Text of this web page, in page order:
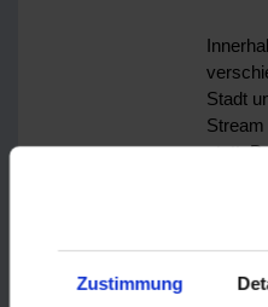
Zustimmung
Stadt
statt.